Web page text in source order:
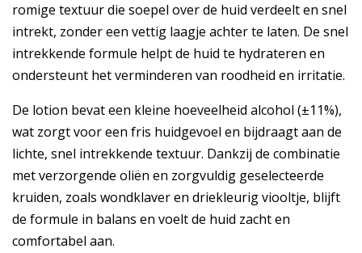
romige textuur die soepel over de huid verdeelt en snel
intrekt, zonder een vettig laagje achter te laten. De snel
intrekkende formule helpt de huid te hydrateren en
ondersteunt het verminderen van roodheid en irritatie.
De lotion bevat een kleine hoeveelheid alcohol (±11%),
wat zorgt voor een fris huidgevoel en bijdraagt aan de
lichte, snel intrekkende textuur. Dankzij de combinatie
met verzorgende oliën en zorgvuldig geselecteerde
kruiden, zoals wondklaver en driekleurig viooltje, blijft
de formule in balans en voelt de huid zacht en
comfortabel aan.